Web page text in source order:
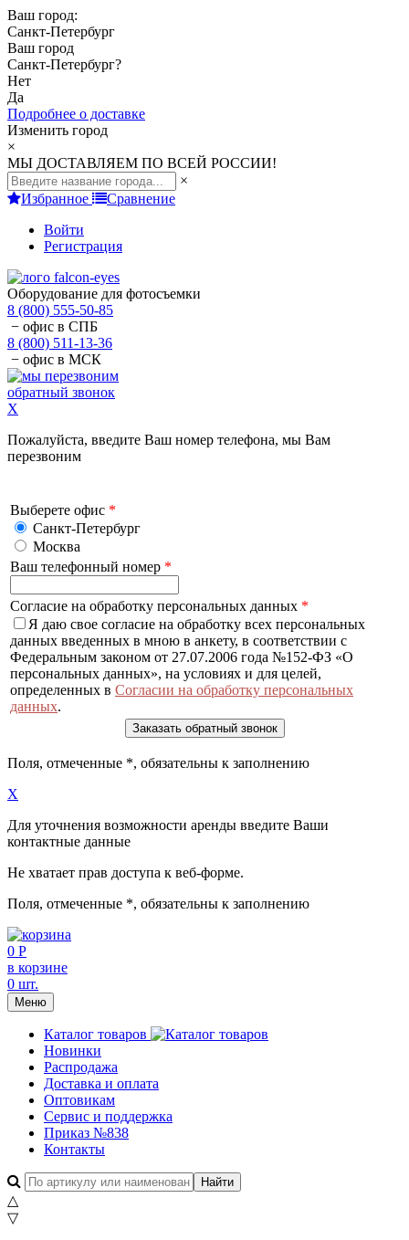
Ваш город:
Санкт-Петербург
Ваш город
Санкт-Петербург?
Нет
Да
Подробнее о доставке
Изменить город
×
МЫ ДОСТАВЛЯЕМ ПО ВСЕЙ РОССИИ!
×
Избранное
Сравнение
Войти
Регистрация
Оборудование для фотосъемки
8 (800) 555-50-85
− офис в СПБ
8 (800) 511-13-36
− офис в МСК
обратный звонок
X
Пожалуйста, введите Ваш номер телефона, мы Вам
перезвоним
Выберете офис *
Санкт-Петербург
Москва
Ваш телефонный номер *
Согласие на обработку персональных данных *
Я даю свое согласие на обработку всех персональных
данных введенных в мною в анкету, в соответствии с
Федеральным законом от 27.07.2006 года №152-ФЗ «О
персональных данных», на условиях и для целей,
определенных в Согласии на обработку персональных
данных.
Поля, отмеченные *, обязательны к заполнению
X
Для уточнения возможности аренды введите Ваши
контактные данные
Не хватает прав доступа к веб-форме.
Поля, отмеченные *, обязательны к заполнению
0 Р
в корзине
0 шт.
Меню
Каталог товаров
Новинки
Распродажа
Доставка и оплата
Оптовикам
Сервис и поддержка
Приказ №838
Контакты
△
▽